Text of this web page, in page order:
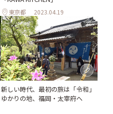
東京都 2023.04.19
新しい時代、最初の旅は「令和」
ゆかりの地、福岡・太宰府へ